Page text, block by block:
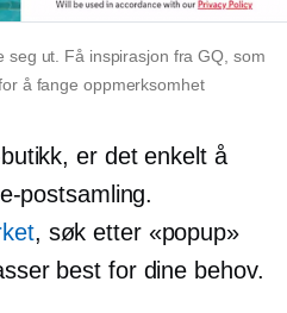
seg ut. Få inspirasjon fra GQ, som
å fange oppmerksomhet
er det enkelt å
postsamling.
, søk etter «popup»
best for dine behov.